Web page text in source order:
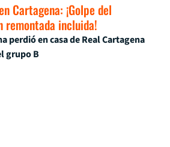
Cartagena: ¡Golpe del
remontada incluida!
perdió en casa de Real Cartagena
grupo B